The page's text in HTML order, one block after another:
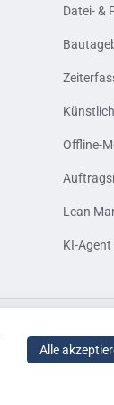
Datei- &
Offline-
Lean
KI-Agent
Alle